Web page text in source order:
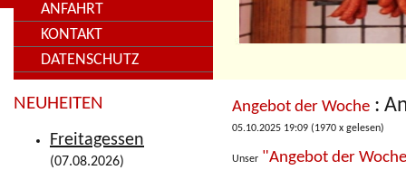
ANFAHRT
KONTAKT
DATENSCHUTZ
NEUHEITEN
Freitagessen
(07.08.2026)
Angebot der Woche :
05.10.2025 19:09 (1970 x gelesen)
Unser "Angebot der